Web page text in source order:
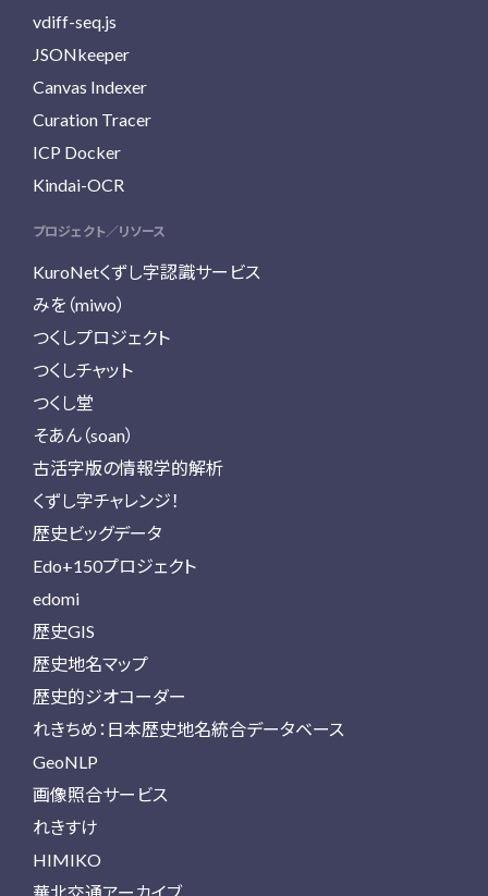
vdiff-seq.js
JSONkeeper
Canvas Indexer
Curation Tracer
ICP Docker
Kindai-OCR
プロジェクト／リソース
KuroNetくずし字認識サービス
みを（miwo）
つくしプロジェクト
つくしチャット
つくし堂
そあん（soan）
古活字版の情報学的解析
くずし字チャレンジ！
歴史ビッグデータ
Edo+150プロジェクト
edomi
歴史GIS
歴史地名マップ
歴史的ジオコーダー
れきちめ：日本歴史地名統合データベース
GeoNLP
画像照合サービス
れきすけ
HIMIKO